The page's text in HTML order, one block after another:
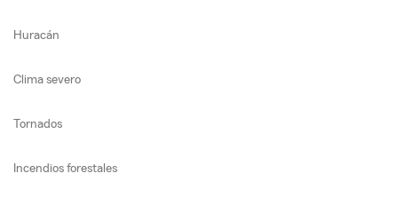
Huracán
Clima severo
Tornados
Incendios forestales